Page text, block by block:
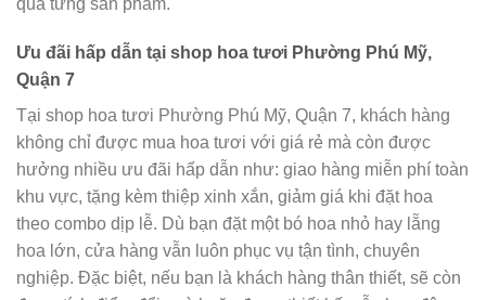
Ưu đãi hấp dẫn tại shop hoa tươi Phường Phú Mỹ,
Quận 7
Tại shop hoa tươi Phường Phú Mỹ, Quận 7, khách hàng
không chỉ được mua hoa tươi với giá rẻ mà còn được
hưởng nhiều ưu đãi hấp dẫn như: giao hàng miễn phí toàn
khu vực, tặng kèm thiệp xinh xắn, giảm giá khi đặt hoa
theo combo dịp lễ. Dù bạn đặt một bó hoa nhỏ hay lẵng
hoa lớn, cửa hàng vẫn luôn phục vụ tận tình, chuyên
nghiệp. Đặc biệt, nếu bạn là khách hàng thân thiết, sẽ còn